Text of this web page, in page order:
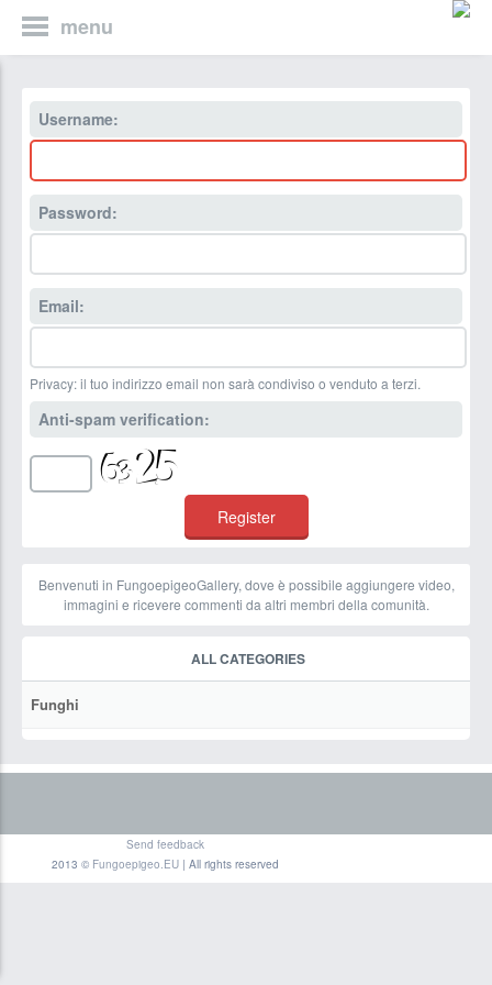
menu
Username:
Password:
Email:
Privacy: il tuo indirizzo email non sarà condiviso o venduto a terzi.
Anti-spam verification:
Benvenuti in FungoepigeoGallery, dove è possibile aggiungere video,
immagini e ricevere commenti da altri membri della comunità.
ALL CATEGORIES
Funghi
Send feedback
2013 © Fungoepigeo.EU| All rights reserved